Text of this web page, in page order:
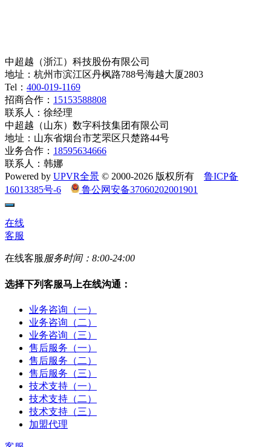
中超越（浙江）科技股份有限公司
地址：杭州市滨江区丹枫路788号海越大厦2803
Tel： 400-019-1169
招商合作： 15153588808
联系人：徐经理
中超越（山东）数字科技集团有限公司
地址：山东省烟台市芝罘区只楚路44号
业务合作： 18595634666
联系人：韩娜
Powered by UPVR全景 © 2000-2026 版权所有 鲁ICP备
16013385号-6
鲁公网安备37060202001901
在线
客服
在线客服服务时间：8:00-24:00
选择下列客服马上在线沟通：
业务咨询（一）
业务咨询（二）
业务咨询（三）
售后服务（一）
售后服务（二）
售后服务（三）
技术支持（一）
技术支持（二）
技术支持（三）
加盟代理